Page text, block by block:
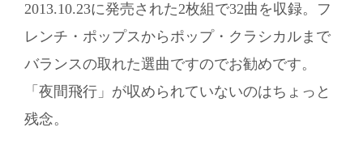
2013.10.23に発売された2枚組で32曲を収録。フ
レンチ・ポップスからポップ・クラシカルまで
バランスの取れた選曲ですのでお勧めです。
「夜間飛行」が収められていないのはちょっと
残念。